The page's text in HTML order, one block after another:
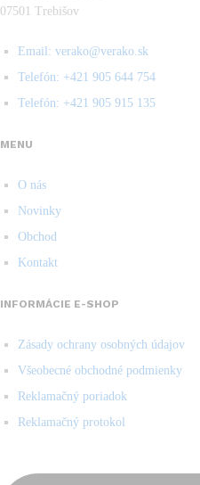
07501 Trebišov
Email: verako@verako.sk
Telefón: +421 905 644 754
Telefón: +421 905 915 135
MENU
O nás
Novinky
Obchod
Kontakt
INFORMÁCIE E-SHOP
Zásady ochrany osobných údajov
Všeobecné obchodné podmienky
Reklamačný poriadok
Reklamačný protokol